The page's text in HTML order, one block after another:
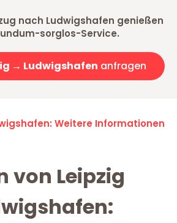
nach Ludwigshafen genießen
sorglos-Service.
→ Ludwigshafen anfragen
Weitere Informationen
von Leipzig